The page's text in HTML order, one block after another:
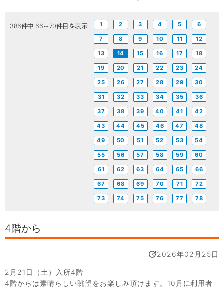
386件中 66～70件目を表示 1 2 3 4 5 6
7 8 9 10 11 12
13 14 15 16 17 18
19 20 21 22 23 24
25 26 27 28 29 30
31 32 33 34 35 36
37 38 39 40 41 42
43 44 45 46 47 48
49 50 51 52 53 54
55 56 57 58 59 60
61 62 63 64 65 66
67 68 69 70 71 72
73 74 75 76 77 78
4階から
2026年02月25日
2月21日（土）入所4階
4階からは素晴らしい眺望をお楽しみ頂けます。10月に利用者